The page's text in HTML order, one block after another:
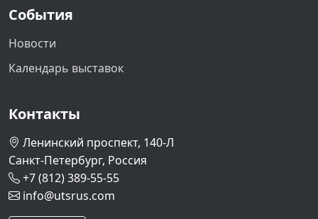
События
Новости
Календарь выставок
Контакты
Ленинский проспект, 140-Л
Санкт-Петербург, Россия
+7 (812) 389-55-55
info@utsrus.com